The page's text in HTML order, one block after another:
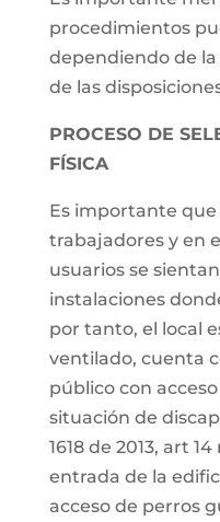
procedimientos
dependiendo de
de las
PROCESO DE
FÍSICA
Es importante que
trabajadores y en
usuarios se
instalaciones
por tanto, el local
ventilado, cuenta
público con
situación de
1618 de 2013, art
entrada de la
acceso de perros